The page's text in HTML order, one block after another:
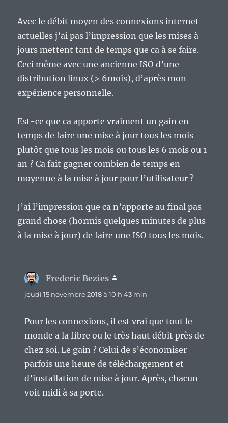
Avec le débit moyen des connexions internet
actuelles j’ai pas l’impression que les mises à
jours mettent tant de temps que ca à se faire.
Ceci même avec une ancienne ISO d’une
distribution linux (> 6mois), d’après mon
expérience personnelle.
Est-ce que ca apporte vraiment un gain en
temps de faire une mise à jour tous les mois
plutôt que tous les mois ou tous les 6 mois ou 1
an ? Ca fait gagner combien de temps en
moyenne à la mise à jour pour l’utilisateur ?
J’ai l’impression que ca n’apporte au final pas
grand chose (hormis quelques minutes de plus
à la mise à jour) de faire une ISO tous les mois.
Frederic Bezies
jeudi 15 novembre 2018 à 10 h 43 min
Pour les connexions, il est vrai que tout le
monde a la fibre ou le très haut débit près de
chez soi. Le gain ? Celui de s’économiser
parfois une heure de téléchargement et
d’installation de mise à jour. Après, chacun
voit midi à sa porte.